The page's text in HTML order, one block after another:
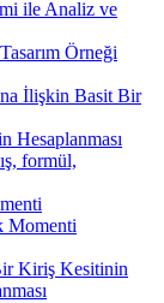
ile Analiz ve
Örneği
İlişkin Basit Bir
Hesaplanması
formül,
Momenti
Kiriş Kesitinin